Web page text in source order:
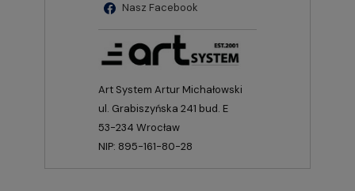
Nasz Facebook
Art System Artur Michałowski
ul. Grabiszyńska 241 bud. E
53-234 Wrocław
NIP: 895-161-80-28